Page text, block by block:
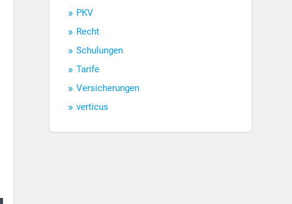
PKV
Recht
Schulungen
Tarife
Versicherungen
verticus